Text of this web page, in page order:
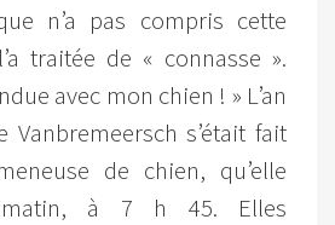
n’a pas compris cette
traitée de « connasse ».
avec mon chien ! » L’an
Vanbremeersch s’était fait
de chien, qu’elle
à 7 h 45. Elles